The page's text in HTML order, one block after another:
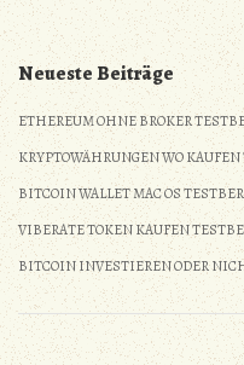
Neueste Beiträge
ETHEREUM OHNE BROKER
KRYPTOWÄHRUNGEN WO
BITCOIN WALLET MAC OS
VIBERATE TOKEN KAUFEN
BITCOIN INVESTIEREN ODER